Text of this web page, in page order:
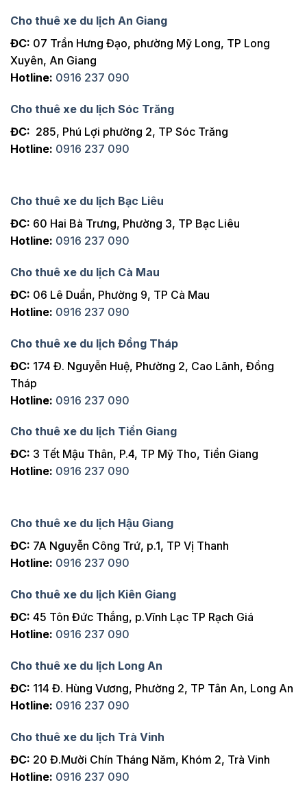
Cho thuê xe du lịch An Giang
ĐC: 07 Trần Hưng Đạo, phường Mỹ Long, TP Long
Xuyên, An Giang
Hotline: 0916 237 090
Cho thuê xe du lịch Sóc Trăng
ĐC: 285, Phú Lợi phường 2, TP Sóc Trăng
Hotline: 0916 237 090
Cho thuê xe du lịch Bạc Liêu
ĐC: 60 Hai Bà Trưng, Phường 3, TP Bạc Liêu
Hotline: 0916 237 090
Cho thuê xe du lịch Cà Mau
ĐC: 06 Lê Duẩn, Phường 9, TP Cà Mau
Hotline: 0916 237 090
Cho thuê xe du lịch Đồng Tháp
ĐC: 174 Đ. Nguyễn Huệ, Phường 2, Cao Lãnh, Đồng
Tháp
Hotline: 0916 237 090
Cho thuê xe du lịch Tiền Giang
ĐC: 3 Tết Mậu Thân, P.4, TP Mỹ Tho, Tiền Giang
Hotline: 0916 237 090
Cho thuê xe du lịch Hậu Giang
ĐC: 7A Nguyễn Công Trứ, p.1, TP Vị Thanh
Hotline: 0916 237 090
Cho thuê xe du lịch Kiên Giang
ĐC: 45 Tôn Đức Thắng, p.Vĩnh Lạc TP Rạch Giá
Hotline: 0916 237 090
Cho thuê xe du lịch Long An
ĐC: 114 Đ. Hùng Vương, Phường 2, TP Tân An, Long An
Hotline: 0916 237 090
Cho thuê xe du lịch Trà Vinh
ĐC: 20 Đ.Mười Chín Tháng Năm, Khóm 2, Trà Vinh
Hotline: 0916 237 090